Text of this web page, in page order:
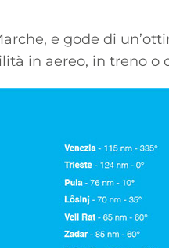
e gode di
in aereo, in treno o